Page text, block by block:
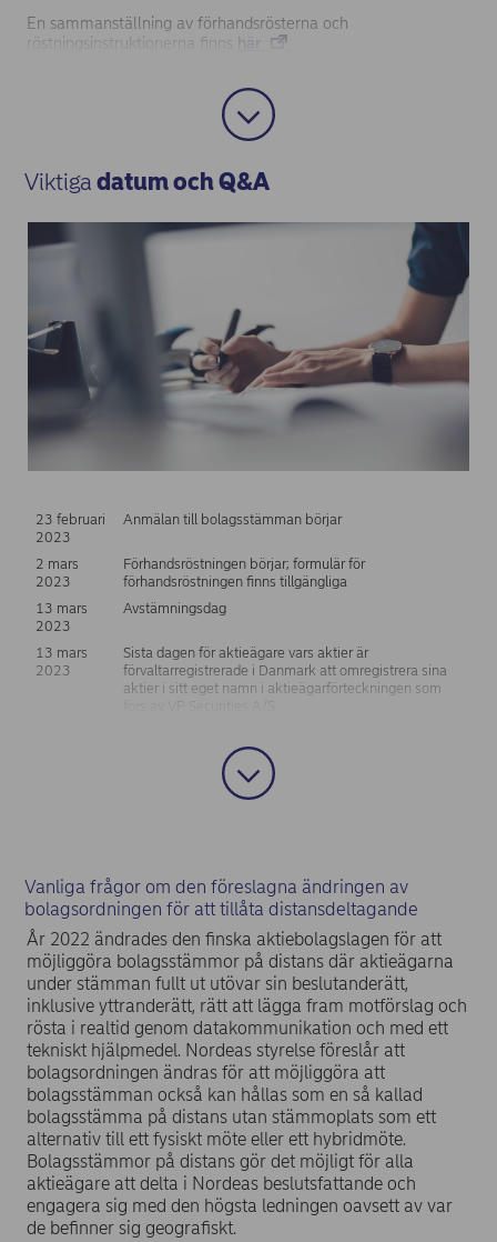
En sammanställning av förhandsrösterna och
röstningsinstruktionerna finns här
Viktiga datum och Q&A
23 februari
2023
Anmälan till bolagsstämman börjar
2 mars
2023
Förhandsröstningen börjar; formulär för
förhandsröstningen finns tillgängliga
13 mars
2023
Avstämningsdag
13 mars
2023
Sista dagen för aktieägare vars aktier är
förvaltarregistrerade i Danmark att omregistrera sina
aktier i sitt eget namn i aktieägarförteckningen som
förvaltarregistrerade i Sverige att omregistrera sina
aktier i sitt eget namn i aktieägarförteckningen som
förs av Euroclear Sweden AB
anvisningar.
Senast den
20 mars
2023 kl.
10.00 EET
Sista dagen för att registrera förvaltarregistrerade
aktier i den tillfälliga aktieägarförteckningen som förs
av Euroclear Finland Oy
23 mars
2023, kl.
14.00 EET
Ordinarie bolagsstämma
24 mars
2023
Första dag för handel exklusive utdelning (för ordinarie
utdelning)**
27 mars
2023
Avstämningsdag för ordinarie utdelning**
3 april
2023
Tidigaste utbetalningsdag för ordinarie utdelning**
Senast den
6 april
2023
Stämmoprotokollet finns tillgängligt på Bolagets
webbplats
Vanliga frågor om den föreslagna ändringen av
bolagsordningen för att tillåta distansdeltagande
År 2022 ändrades den finska aktiebolagslagen för att
möjliggöra bolagsstämmor på distans där aktieägarna
under stämman fullt ut utövar sin beslutanderätt,
inklusive yttranderätt, rätt att lägga fram motförslag och
rösta i realtid genom datakommunikation och med ett
tekniskt hjälpmedel. Nordeas styrelse föreslår att
bolagsordningen ändras för att möjliggöra att
bolagsstämman också kan hållas som en så kallad
bolagsstämma på distans utan stämmoplats som ett
alternativ till ett fysiskt möte eller ett hybridmöte.
Bolagsstämmor på distans gör det möjligt för alla
aktieägare att delta i Nordeas beslutsfattande och
engagera sig med den högsta ledningen oavsett av var
de befinner sig geografiskt.